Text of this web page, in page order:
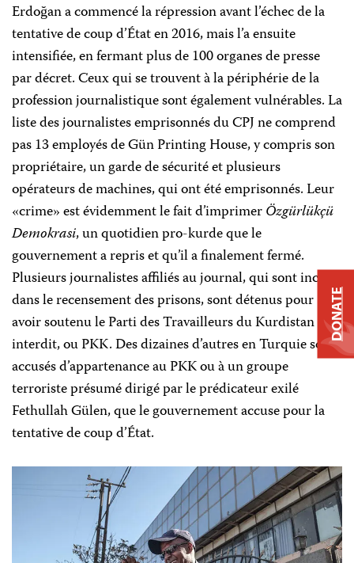
Erdoğan a commencé la répression avant l’échec de la
tentative de coup d’État en 2016, mais l’a ensuite
intensifiée, en fermant plus de 100 organes de presse
par décret. Ceux qui se trouvent à la périphérie de la
profession journalistique sont également vulnérables. La
liste des journalistes emprisonnés du CPJ ne comprend
pas 13 employés de Gün Printing House, y compris son
propriétaire, un garde de sécurité et plusieurs
opérateurs de machines, qui ont été emprisonnés. Leur
«crime» est évidemment le fait d’imprimerÖzgürlükçü
Demokrasi, un quotidien pro-kurde que le
gouvernement a repris et qu’il a finalement fermé.
Plusieurs journalistes affiliés au journal, qui sont inclus
dans le recensement des prisons, sont détenus pour
avoir soutenu le Parti des Travailleurs du Kurdistan
interdit, ou PKK. Des dizaines d’autres en Turquie sont
accusés d’appartenance au PKK ou à un groupe
terroriste présumé dirigé par le prédicateur exilé
Fethullah Gülen, que le gouvernement accuse pour la
tentative de coup d’État.
DONATE